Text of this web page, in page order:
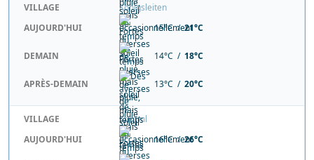
VILLAGE
Königsleiten
AUJOURD'HUI
15°C /21°C
DEMAIN 14°C / 18°C
APRÈS-DEMAIN 13°C / 20°C
VILLAGE
Krimml
AUJOURD'HUI
16°C /26°C